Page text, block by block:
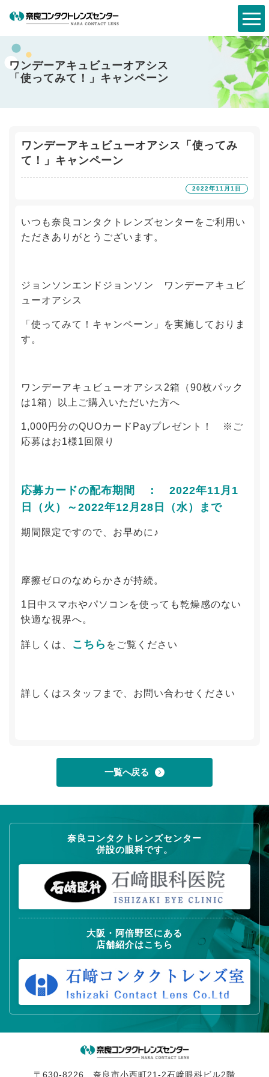
ワンデーアキュビューオアシス
「使ってみて！」キャンペーン
ワンデーアキュビューオアシス「使ってみ
て！」キャンペーン
2022年11月1日
いつも奈良コンタクトレンズセンターをご利用い
ただきありがとうございます。
ジョンソンエンドジョンソン ワンデーアキュビ
ューオアシス
「使ってみて！キャンペーン」を実施しておりま
す。
ワンデーアキュビューオアシス2箱（90枚パック
は1箱）以上ご購入いただいた方へ
1,000円分のQUOカードPayプレゼント！ ※ご
応募はお1様1回限り
応募カードの配布期間 ： 2022年11月1
日（火）～2022年12月28日（水）まで
期間限定ですので、お早めに♪
摩擦ゼロのなめらかさが持続。
1日中スマホやパソコンを使っても乾燥感のない
快適な視界へ。
詳しくは、 こちら をご覧ください
詳しくはスタッフまで、お問い合わせください
一覧へ戻る
奈良コンタクトレンズセンター
併設の眼科です。
大阪・阿倍野区にある
店舗紹介はこちら
〒630-8226 奈良市小西町21-2石﨑眼科ビル2階